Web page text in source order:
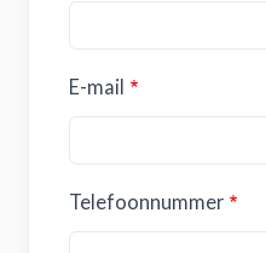
E-mail
Telefoonnummer